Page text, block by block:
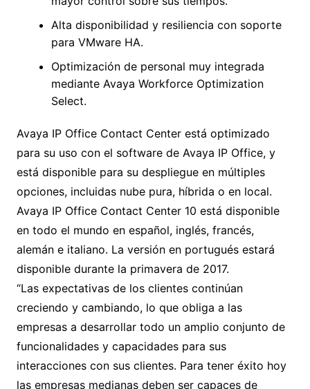
Alta disponibilidad y resiliencia con soporte
para VMware HA.
Optimización de personal muy integrada
mediante Avaya Workforce Optimization
Select.
Avaya IP Office Contact Center está optimizado
para su uso con el software de Avaya IP Office, y
está disponible para su despliegue en múltiples
opciones, incluidas nube pura, híbrida o en local.
Avaya IP Office Contact Center 10 está disponible
en todo el mundo en español, inglés, francés,
alemán e italiano. La versión en portugués estará
disponible durante la primavera de 2017.
“Las expectativas de los clientes continúan
creciendo y cambiando, lo que obliga a las
empresas a desarrollar todo un amplio conjunto de
funcionalidades y capacidades para sus
interacciones con sus clientes. Para tener éxito hoy
las empresas medianas deben ser capaces de